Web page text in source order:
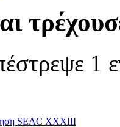
1
SEAC XXXIII